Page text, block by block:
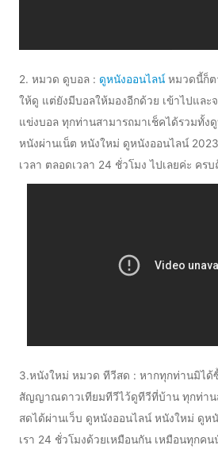
2. หมวด ดูบอล : ดูหนังออนไลน์หมวดนี้ก็ต
ให้ดู แต่ยังมีบอลให้มองอีกด้วย เข้าไปและ
แข่งบอล ทุกท่านสามารถมาเช็คได้รวมทั้ง
หนังผ่านเน็ต หนังใหม่ ดูหนังออนไลน์
เวลา ตลอดเวลา 24 ชั่วโมง ไปเลยค่ะ ครบ
3.หนังใหม่ หมวด ทีวีสด : หากทุกท่านมิได้
สัญญาณดาวเทียมทีวีไว้ดูทีวีที่บ้าน ทุกท่าน
สดได้ผ่านเว็บ ดูหนังออนไลน์ หนังใหม่ ดูห
เรา 24 ชั่วโมงด้วยเหมือนกัน เหมือนทุกค